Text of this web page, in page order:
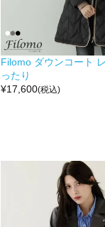
Filomo ダウンコート
ったり
¥17,600(税込)